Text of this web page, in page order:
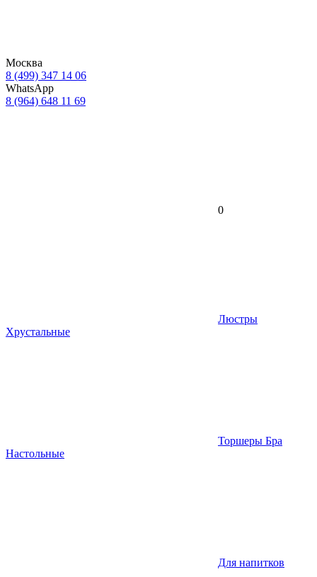
Москва
8 (499) 347 14 06
WhatsApp
8 (964) 648 11 69
0
Люстры
Хрустальные
Торшеры Бра
Настольные
Для напитков